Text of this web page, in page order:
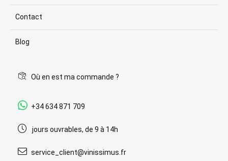
Contact
Blog
Où en est ma commande ?
+34 634 871 709
jours ouvrables, de 9 à 14h
service_client@vinissimus.fr